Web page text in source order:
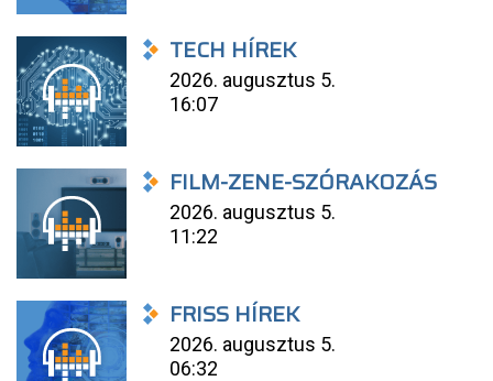
TECH HÍREK
2026. augusztus 5.
16:07
FILM-ZENE-SZÓRAKOZÁS
2026. augusztus 5.
11:22
FRISS HÍREK
2026. augusztus 5.
06:32